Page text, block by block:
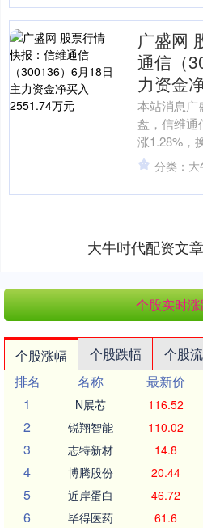
广盛网
通信（
力资金
本站消息广
盘，信维通
涨1.28%，
手，成交额
分类：大
大牛时代配资文
个股实时
个股涨幅 个股跌幅 个股
排名
名称 最新价
1
N展芯 116.52
2 锐翔智能 110.02
3 志特新材 14.8
4 博腾股份 20.44
5 近岸蛋白 46.72
6 毕得医药 61.6